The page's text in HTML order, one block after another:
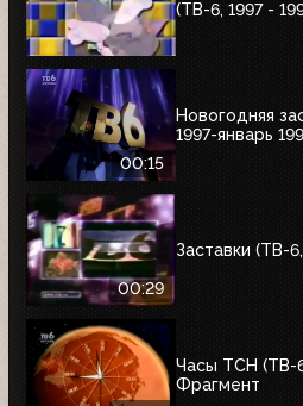
(ТВ-6, 1997 -
00:15
Новогодняя
1997-январь
00:29
Заставки (ТВ-
Часы ТСН (ТВ-
Фрагмент